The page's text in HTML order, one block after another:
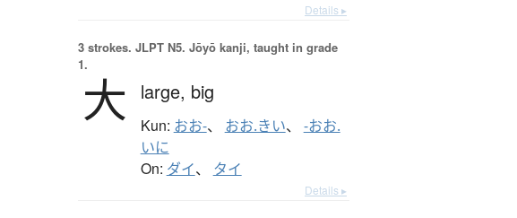
Details ▸
3 strokes. JLPT N5. Jōyō kanji, taught in grade
1.
大 large, big
Kun: おお-、 おお.きい、 -おお.
いに
On: ダイ、 タイ
Details ▸